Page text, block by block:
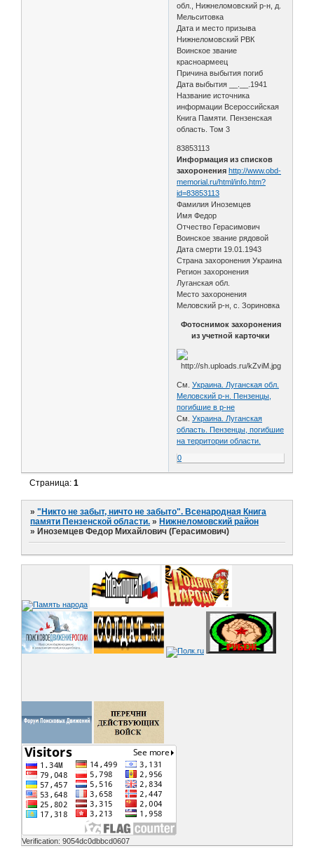
обл., Нижнеломовский р-н, д.
Мельситовка
Дата и место призыва
Нижнеломовский РВК
Воинское звание
красноармеец
Причина выбытия погиб
Дата выбытия __.__.1941
Название источника
информации Всероссийская
Книга Памяти. Пензенская
область. Том 3
83853113
Информация из списков
захоронения http://www.obd-
memorial.ru/html/info.htm?
id=83853113
Фамилия Иноземцев
Имя Федор
Отчество Герасимович
Воинское звание рядовой
Дата смерти 19.01.1943
Страна захоронения Украина
Регион захоронения
Луганская обл.
Место захоронения
Меловский р-н, с. Зориновка
Фотоснимок захоронения
из учетной карточки
См.Украина. Луганская обл.
Меловский р-н. Пензенцы,
погибшие в р-не
См.Украина. Луганская
область. Пензенцы, погибшие
на территории области.
0
Страница:1
»"Никто не забыт, ничто не забыто". Всенародная Книга
памяти Пензенской области. » Нижнеломовский район
» Иноземцев Федор Михайлович (Герасимович)
Verification: 9054dc0dbbcd0607